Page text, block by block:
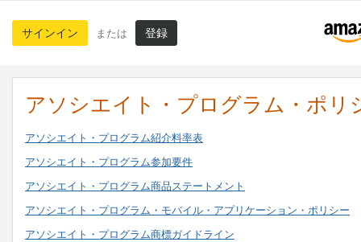
サインイン または 登録
アソシエイト・プログラム・ポリ
アソシエイト・プログラム紹介料率表
アソシエイト・プログラム参加要件
アソシエイト・プログラム商品ステートメント
アソシエイト・プログラム・モバイル・アプリケーション・ポリシー
アソシエイト・プログラム商標ガイドライン